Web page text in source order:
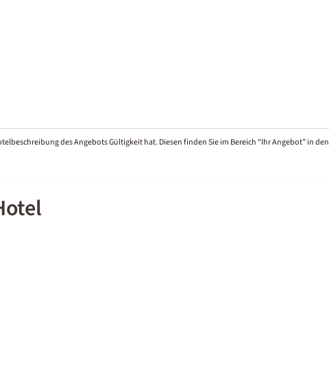
des Angebots Gültigkeit hat. Diesen finden Sie im Bereich “Ihr Angebot” in den